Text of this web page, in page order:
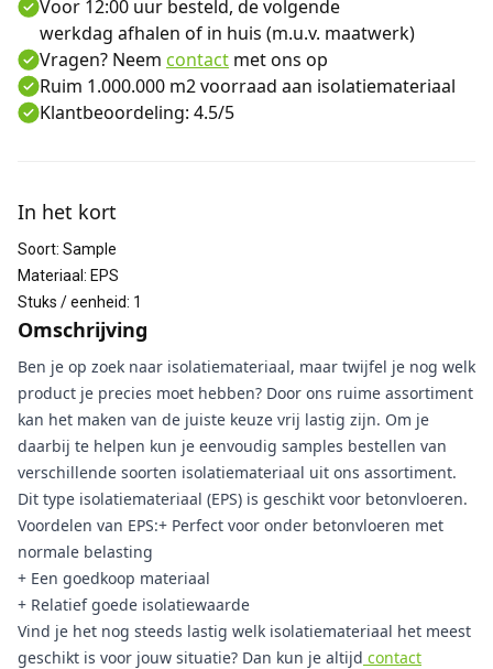
Voor 12:00 uur besteld, de volgende
werkdag afhalen of in huis (m.u.v. maatwerk)
Vragen? Neem contact met ons op
Ruim 1.000.000 m2 voorraad aan isolatiemateriaal
Klantbeoordeling: 4.5/5
In het kort
Soort: Sample
Materiaal : EPS
Stuks / eenheid: 1
Omschrijving
Ben je op zoek naar isolatiemateriaal, maar twijfel je nog welk
product je precies moet hebben? Door ons ruime assortiment
kan het maken van de juiste keuze vrij lastig zijn. Om je
daarbij te helpen kun je eenvoudig samples bestellen van
verschillende soorten isolatiemateriaal uit ons assortiment.
Dit type isolatiemateriaal (EPS) is geschikt voor betonvloeren.
Voordelen van EPS:+ Perfect voor onder betonvloeren met
normale belasting
+ Een goedkoop materiaal
+ Relatief goede isolatiewaarde
Vind je het nog steeds lastig welk isolatiemateriaal het meest
geschikt is voor jouw situatie? Dan kun je altijd contact